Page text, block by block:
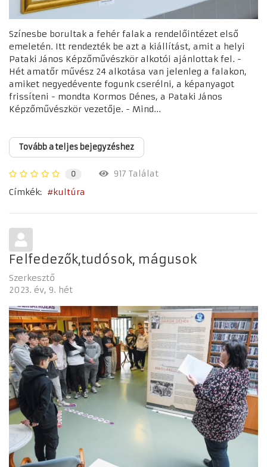
Színesbe borultak a fehér falak a rendelőintézet első
emeletén. Itt rendezték be azt a kiállítást, amit a helyi
Pataki János Képzőművészkör alkotói ajánlottak fel. -
Hét amatőr művész 24 alkotása van jelenleg a falakon,
amiket negyedévente fogunk cserélni, a képanyagot
frissíteni - mondta Kormos Dénes, a Pataki János
Képzőművészkör vezetője. - Mind...
Tovább a teljes bejegyzéshez
0
917 Találat
Címkék:
kultúra
Felfedezők,tudósok, mágusok
Szerkesztő
2023. év 9. hét